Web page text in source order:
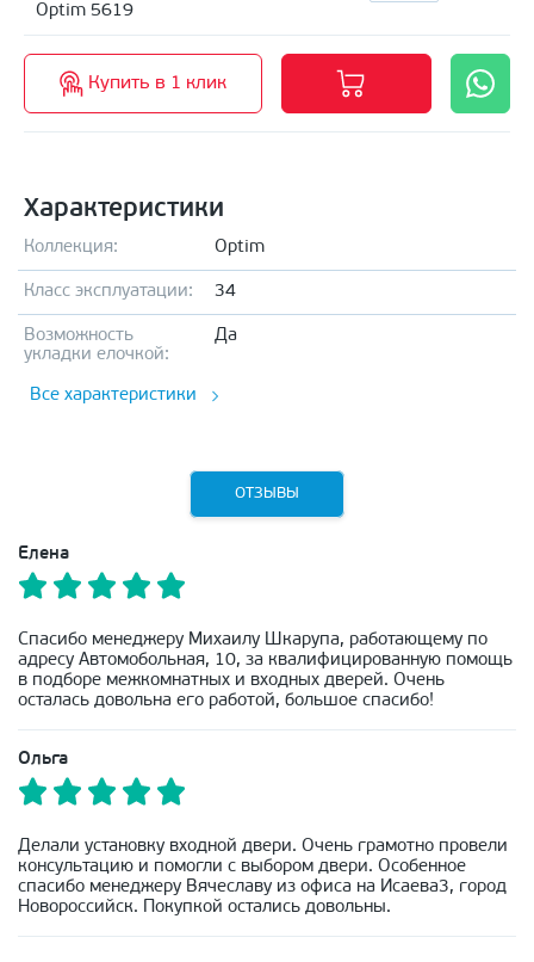
Optim 5619
Купить в 1 клик
Характеристики
Коллекция: Optim
Класс эксплуатации: 34
Возможность
укладки елочкой:
Да
Все характеристики
ОТЗЫВЫ
Елена
Спасибо менеджеру Михаилу Шкарупа, работающему по
адресу Автомобольная, 10, за квалифицированную помощь
в подборе межкомнатных и входных дверей. Очень
осталась довольна его работой, большое спасибо!
Ольга
Делали установку входной двери. Очень грамотно провели
консультацию и помогли с выбором двери. Особенное
спасибо менеджеру Вячеславу из офиса на Исаева3, город
Новороссийск. Покупкой остались довольны.